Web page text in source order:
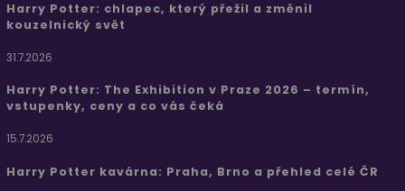
Harry Potter: chlapec, který přežil a změnil
kouzelnický svět
31.7.2026
Harry Potter: The Exhibition v Praze 2026 – termín,
vstupenky, ceny a co vás čeká
15.7.2026
Harry Potter kavárna: Praha, Brno a přehled celé ČR